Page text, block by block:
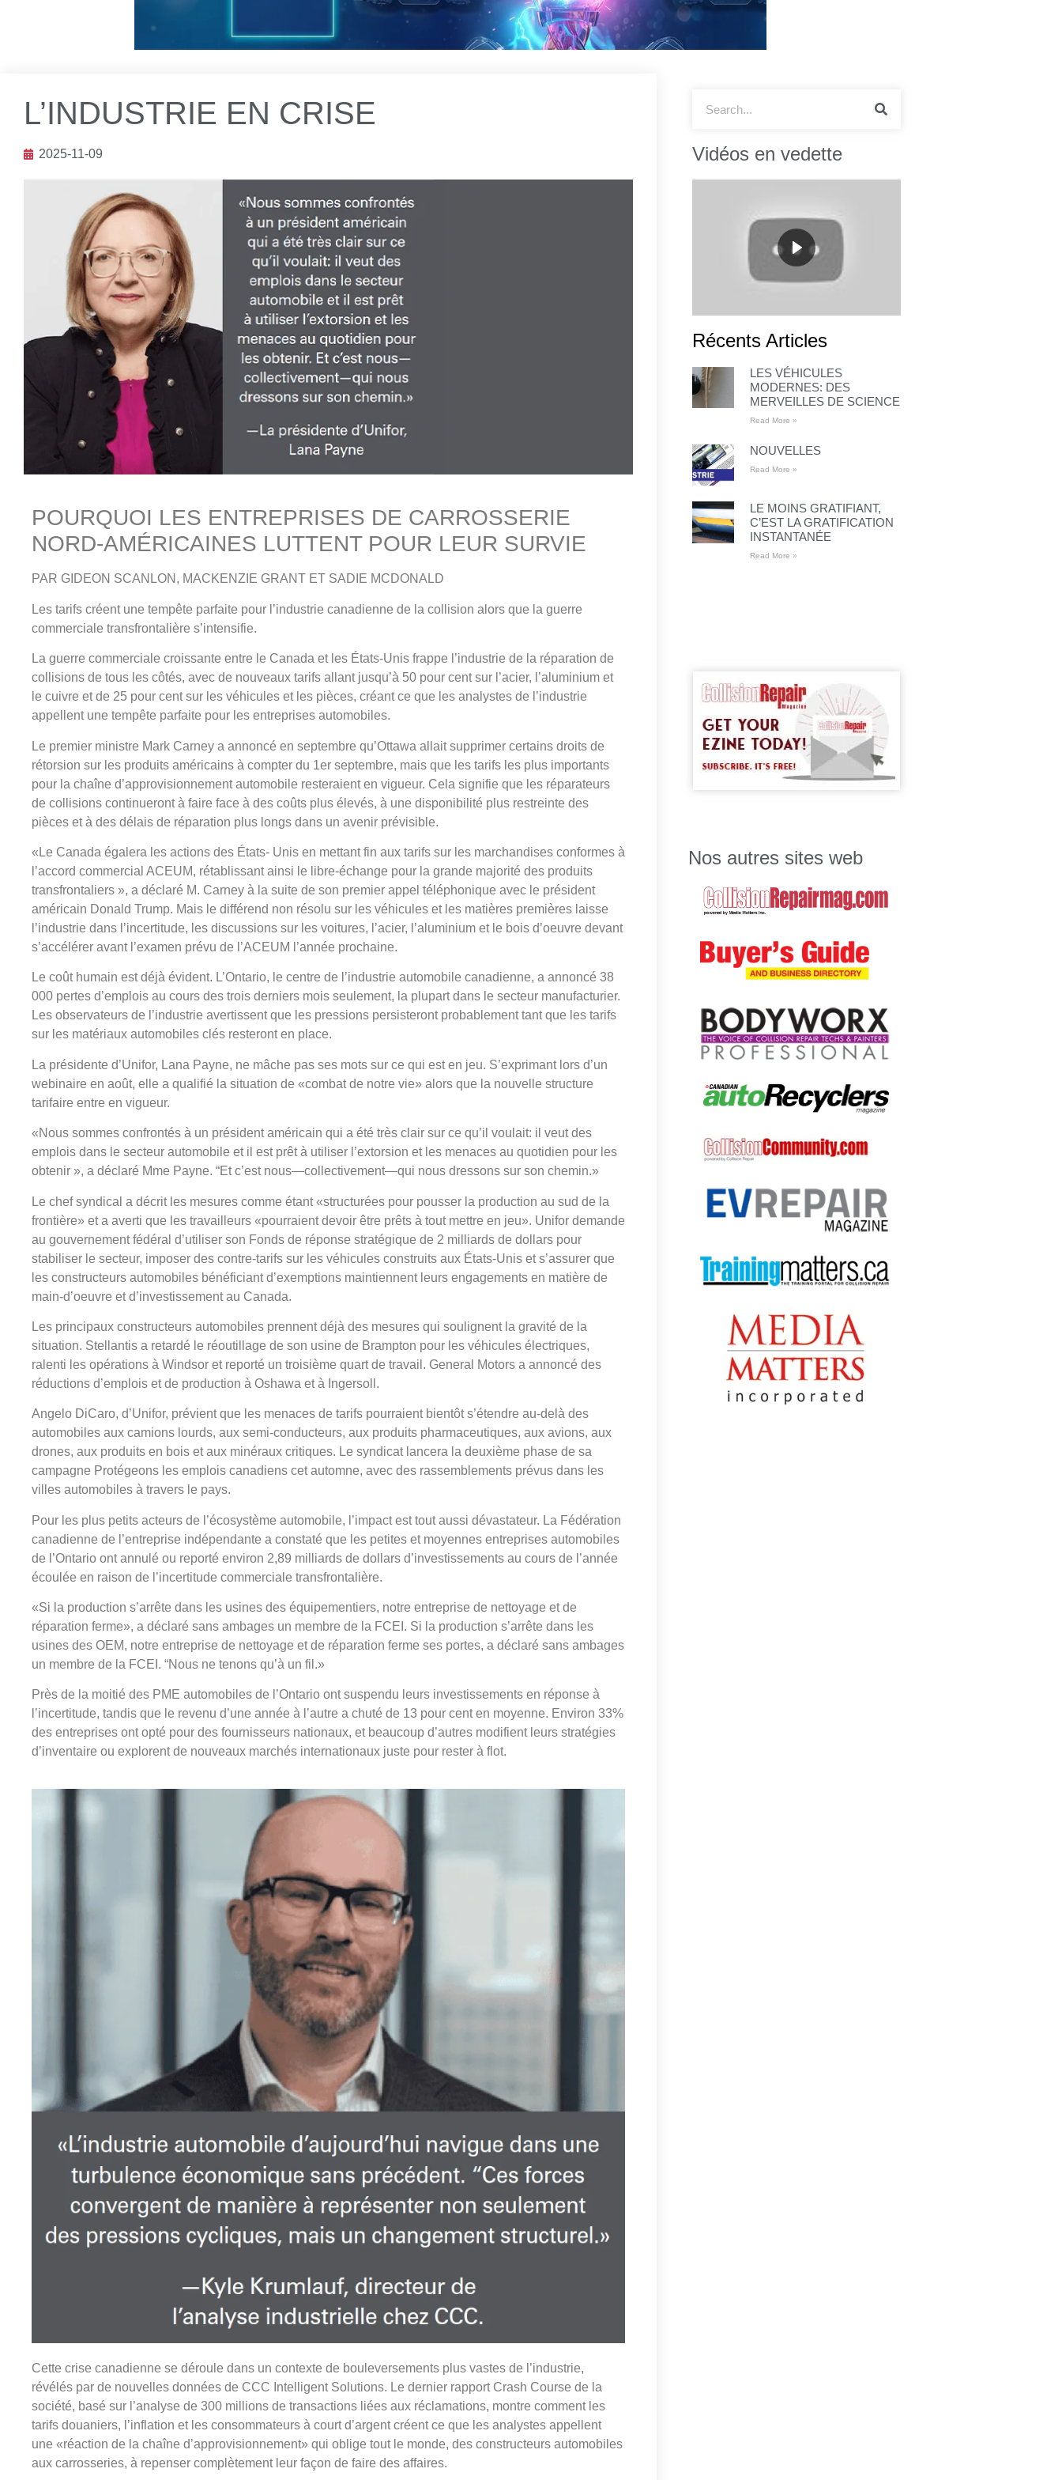
L’INDUSTRIE EN CRISE
2025-11-09
POURQUOI LES ENTREPRISES DE CARROSSERIE
NORD-AMÉRICAINES LUTTENT POUR LEUR SURVIE
PAR GIDEON SCANLON, MACKENZIE GRANT ET SADIE MCDONALD
Les tarifs créent une tempête parfaite pour l’industrie canadienne de la collision alors que la guerre
commerciale transfrontalière s’intensifie.
La guerre commerciale croissante entre le Canada et les États-Unis frappe l’industrie de la réparation de
collisions de tous les côtés, avec de nouveaux tarifs allant jusqu’à 50 pour cent sur l’acier, l’aluminium et
le cuivre et de 25 pour cent sur les véhicules et les pièces, créant ce que les analystes de l’industrie
appellent une tempête parfaite pour les entreprises automobiles.
Le premier ministre Mark Carney a annoncé en septembre qu’Ottawa allait supprimer certains droits de
rétorsion sur les produits américains à compter du 1er septembre, mais que les tarifs les plus importants
pour la chaîne d’approvisionnement automobile resteraient en vigueur. Cela signifie que les réparateurs
de collisions continueront à faire face à des coûts plus élevés, à une disponibilité plus restreinte des
pièces et à des délais de réparation plus longs dans un avenir prévisible.
«Le Canada égalera les actions des États- Unis en mettant fin aux tarifs sur les marchandises conformes à
l’accord commercial ACEUM, rétablissant ainsi le libre-échange pour la grande majorité des produits
transfrontaliers », a déclaré M. Carney à la suite de son premier appel téléphonique avec le président
américain Donald Trump. Mais le différend non résolu sur les véhicules et les matières premières laisse
l’industrie dans l’incertitude, les discussions sur les voitures, l’acier, l’aluminium et le bois d’oeuvre devant
s’accélérer avant l’examen prévu de l’ACEUM l’année prochaine.
Le coût humain est déjà évident. L’Ontario, le centre de l’industrie automobile canadienne, a annoncé 38
000 pertes d’emplois au cours des trois derniers mois seulement, la plupart dans le secteur manufacturier.
Les observateurs de l’industrie avertissent que les pressions persisteront probablement tant que les tarifs
sur les matériaux automobiles clés resteront en place.
La présidente d’Unifor, Lana Payne, ne mâche pas ses mots sur ce qui est en jeu. S’exprimant lors d’un
webinaire en août, elle a qualifié la situation de «combat de notre vie» alors que la nouvelle structure
tarifaire entre en vigueur.
«Nous sommes confrontés à un président américain qui a été très clair sur ce qu’il voulait: il veut des
emplois dans le secteur automobile et il est prêt à utiliser l’extorsion et les menaces au quotidien pour les
obtenir », a déclaré Mme Payne. “Et c’est nous—collectivement—qui nous dressons sur son chemin.»
Le chef syndical a décrit les mesures comme étant «structurées pour pousser la production au sud de la
frontière» et a averti que les travailleurs «pourraient devoir être prêts à tout mettre en jeu». Unifor demande
au gouvernement fédéral d’utiliser son Fonds de réponse stratégique de 2 milliards de dollars pour
stabiliser le secteur, imposer des contre-tarifs sur les véhicules construits aux États-Unis et s’assurer que
les constructeurs automobiles bénéficiant d’exemptions maintiennent leurs engagements en matière de
main-d’oeuvre et d’investissement au Canada.
Les principaux constructeurs automobiles prennent déjà des mesures qui soulignent la gravité de la
situation. Stellantis a retardé le réoutillage de son usine de Brampton pour les véhicules électriques,
ralenti les opérations à Windsor et reporté un troisième quart de travail. General Motors a annoncé des
réductions d’emplois et de production à Oshawa et à Ingersoll.
Angelo DiCaro, d’Unifor, prévient que les menaces de tarifs pourraient bientôt s’étendre au-delà des
automobiles aux camions lourds, aux semi-conducteurs, aux produits pharmaceutiques, aux avions, aux
drones, aux produits en bois et aux minéraux critiques. Le syndicat lancera la deuxième phase de sa
campagne Protégeons les emplois canadiens cet automne, avec des rassemblements prévus dans les
villes automobiles à travers le pays.
Pour les plus petits acteurs de l’écosystème automobile, l’impact est tout aussi dévastateur. La Fédération
canadienne de l’entreprise indépendante a constaté que les petites et moyennes entreprises automobiles
de l’Ontario ont annulé ou reporté environ 2,89 milliards de dollars d’investissements au cours de l’année
écoulée en raison de l’incertitude commerciale transfrontalière.
«Si la production s’arrête dans les usines des équipementiers, notre entreprise de nettoyage et de
réparation ferme», a déclaré sans ambages un membre de la FCEI. Si la production s’arrête dans les
usines des OEM, notre entreprise de nettoyage et de réparation ferme ses portes, a déclaré sans ambages
un membre de la FCEI. “Nous ne tenons qu’à un fil.»
Près de la moitié des PME automobiles de l’Ontario ont suspendu leurs investissements en réponse à
l’incertitude, tandis que le revenu d’une année à l’autre a chuté de 13 pour cent en moyenne. Environ 33%
des entreprises ont opté pour des fournisseurs nationaux, et beaucoup d’autres modifient leurs stratégies
d’inventaire ou explorent de nouveaux marchés internationaux juste pour rester à flot.
Cette crise canadienne se déroule dans un contexte de bouleversements plus vastes de l’industrie,
révélés par de nouvelles données de CCC Intelligent Solutions. Le dernier rapport Crash Course de la
société, basé sur l’analyse de 300 millions de transactions liées aux réclamations, montre comment les
tarifs douaniers, l’inflation et les consommateurs à court d’argent créent ce que les analystes appellent
une «réaction de la chaîne d’approvisionnement» qui oblige tout le monde, des constructeurs automobiles
aux carrosseries, à repenser complètement leur façon de faire des affaires.
Vidéos en vedette
Récents Articles
LES VÉHICULES
MODERNES: DES
MERVEILLES DE SCIENCE
Read More »
NOUVELLES
Read More »
LE MOINS GRATIFIANT,
C’EST LA GRATIFICATION
INSTANTANÉE
Read More »
Nos autres sites web